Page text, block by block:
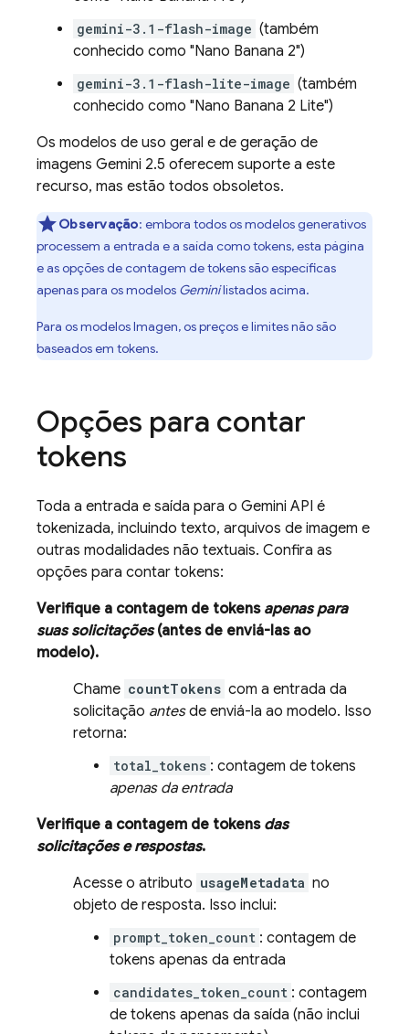
gemini-3.1-flash-image (também
conhecido como "Nano Banana 2")
gemini-3.1-flash-lite-image (também
conhecido como "Nano Banana 2 Lite")
Os modelos de uso geral e de geração de
imagens Gemini 2.5 oferecem suporte a este
recurso, mas estão todos obsoletos.
Observação: embora todos os modelos generativos
processem a entrada e a saída como tokens, esta página
e as opções de contagem de tokens são específicas
apenas para os modelos Geminilistados acima.
Para os modelosImagen, os preços e limites não são
baseados em tokens.
Opções para contar
tokens
Toda a entrada e saída para o Gemini API é
tokenizada, incluindo texto, arquivos de imagem e
outras modalidades não textuais. Confira as
opções para contar tokens:
Verifique a contagem de tokens apenas para
suas solicitações(antes de enviá-las ao
modelo).
Chame countTokens com a entrada da
solicitação antesde enviá-la ao modelo. Isso
retorna:
total_tokens : contagem de tokens
apenas da entrada
Verifique a contagem de tokens das
solicitações e respostas.
Acesse o atributo usageMetadata no
objeto de resposta. Isso inclui:
prompt_token_count : contagem de
tokens apenas da entrada
candidates_token_count : contagem
de tokens apenas da saída (não inclui